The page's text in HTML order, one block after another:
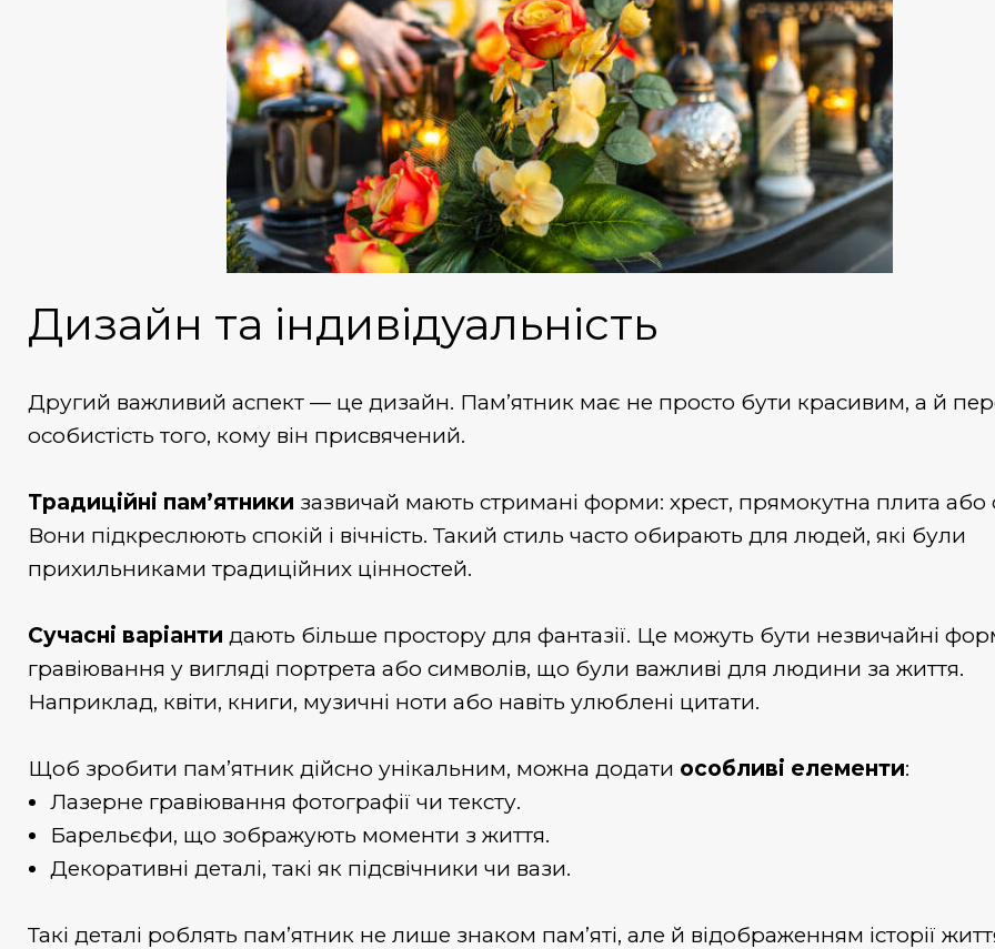
Дизайн та індивідуальність
Другий важливий аспект — це дизайн. Пам’ятник має не просто бути красивим, а й
особистість того, кому він присвячений.
Традиційні пам’ятники зазвичай мають стримані форми: хрест, прямокутна плита або
Вони підкреслюють спокій і вічність. Такий стиль часто обирають для людей, які були
прихильниками традиційних цінностей.
Сучасні варіанти дають більше простору для фантазії. Це можуть бути незвичайні
гравіювання у вигляді портрета або символів, що були важливі для людини за життя.
Наприклад, квіти, книги, музичні ноти або навіть улюблені цитати.
Щоб зробити пам’ятник дійсно унікальним, можна додати особливі елементи:
Лазерне гравіювання фотографії чи тексту.
Барельєфи, що зображують моменти з життя.
Декоративні деталі, такі як підсвічники чи вази.
Такі деталі роблять пам’ятник не лише знаком пам’яті, але й відображенням історії